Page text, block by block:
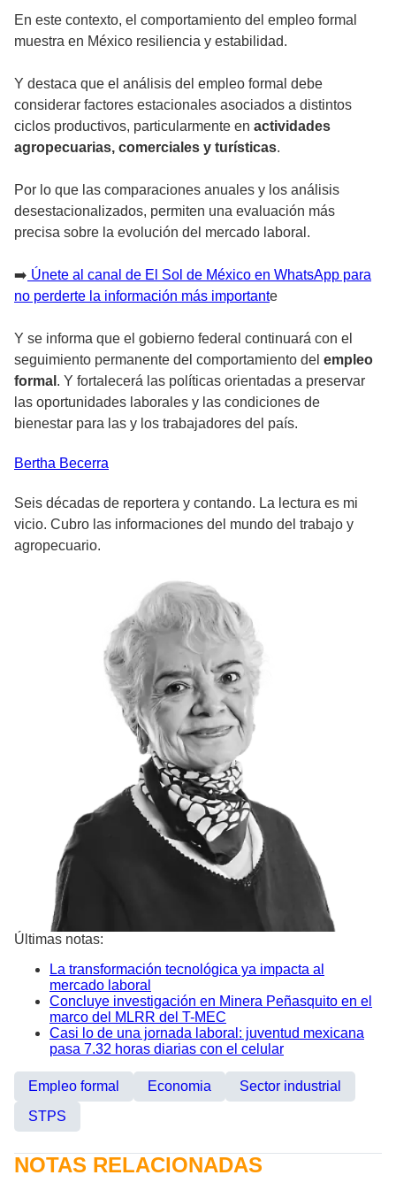
En este contexto, el comportamiento del empleo formal
muestra en México resiliencia y estabilidad.
Y destaca que el análisis del empleo formal debe
considerar factores estacionales asociados a distintos
ciclos productivos, particularmente en actividades
agropecuarias, comerciales y turísticas.
Por lo que las comparaciones anuales y los análisis
desestacionalizados, permiten una evaluación más
precisa sobre la evolución del mercado laboral.
➡️ Únete al canal de El Sol de México en WhatsApp para
no perderte la información más importante
Y se informa que el gobierno federal continuará con el
seguimiento permanente del comportamiento del empleo
formal . Y fortalecerá las políticas orientadas a preservar
las oportunidades laborales y las condiciones de
bienestar para las y los trabajadores del país.
Bertha Becerra
Seis décadas de reportera y contando. La lectura es mi
vicio. Cubro las informaciones del mundo del trabajo y
agropecuario.
Últimas notas:
La transformación tecnológica ya impacta al
mercado laboral
Concluye investigación en Minera Peñasquito en el
marco del MLRR del T-MEC
Casi lo de una jornada laboral: juventud mexicana
pasa 7.32 horas diarias con el celular
Empleo formal Economia
Sector industrial
STPS
NOTAS RELACIONADAS